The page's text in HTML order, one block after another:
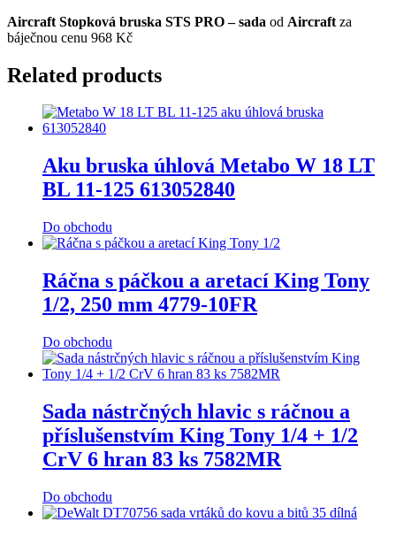
Aircraft Stopková bruska STS PRO – sada od Aircraft za
báječnou cenu 968 Kč
Related products
Aku bruska úhlová Metabo W 18 LT
BL 11-125 613052840
Do obchodu
Ráčna s páčkou a aretací King Tony
1/2, 250 mm 4779-10FR
Do obchodu
Sada nástrčných hlavic s ráčnou a
příslušenstvím King Tony 1/4 + 1/2
CrV 6 hran 83 ks 7582MR
Do obchodu